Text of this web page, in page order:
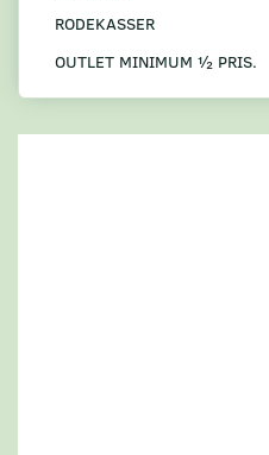
RODEKASSER
OUTLET MINIMUM ½ PRIS.